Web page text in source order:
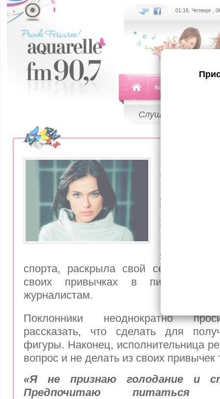
01:16, Четверг ,
Команда
Слушай
Елена
спорта, раскрыла свой секрет
своих привычках в питании
журналистам.
Поклонники неоднократно
рассказать, что сделать для
фигуры. Наконец, исполнительница
вопрос и не делать из своих привычек
«Я не признаю голодание и
Предпочитаю питаться